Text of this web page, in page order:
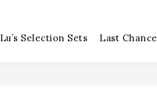
Lu’s Selection Sets Last Chance